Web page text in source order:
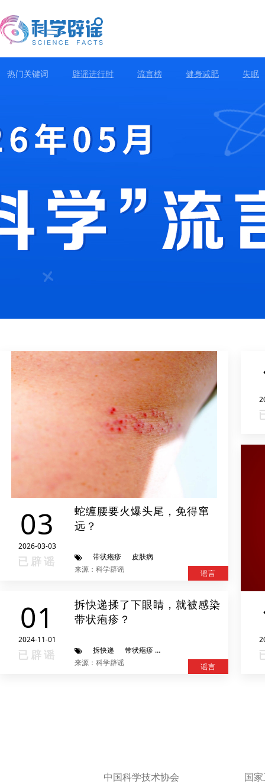
热门关键词 辟谣进行时 流言榜 健身减肥 失眠
03
2026-03-03
已辟谣
蛇缠腰要火爆头尾，免得窜
远？
带状疱疹
皮肤病
来源：科学辟谣
谣言
01
2024-11-01
已辟谣
拆快递揉了下眼睛，就被感染
带状疱疹？
拆快递 带状疱疹
来源：科学辟谣
谣言
中国科学技术协会 国